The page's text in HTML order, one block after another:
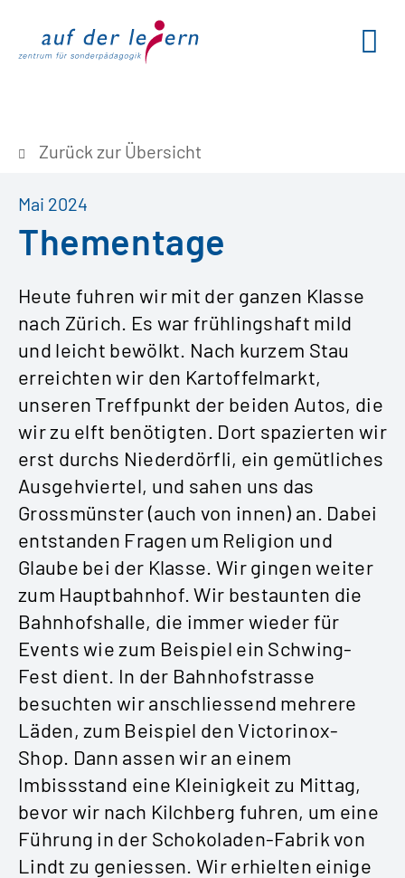
Zurück zur Übersicht
Mai 2024
Thementage
Heute fuhren wir mit der ganzen Klasse
nach Zürich. Es war frühlingshaft mild
und leicht bewölkt. Nach kurzem Stau
erreichten wir den Kartoffelmarkt,
unseren Treffpunkt der beiden Autos, die
wir zu elft benötigten. Dort spazierten wir
erst durchs Niederdörfli, ein gemütliches
Ausgehviertel, und sahen uns das
Grossmünster (auch von innen) an. Dabei
entstanden Fragen um Religion und
Glaube bei der Klasse. Wir gingen weiter
zum Hauptbahnhof. Wir bestaunten die
Bahnhofshalle, die immer wieder für
Events wie zum Beispiel ein Schwing-
Fest dient. In der Bahnhofstrasse
besuchten wir anschliessend mehrere
Läden, zum Beispiel den Victorinox-
Shop. Dann assen wir an einem
Imbissstand eine Kleinigkeit zu Mittag,
bevor wir nach Kilchberg fuhren, um eine
Führung in der Schokoladen-Fabrik von
Lindt zu geniessen. Wir erhielten einige